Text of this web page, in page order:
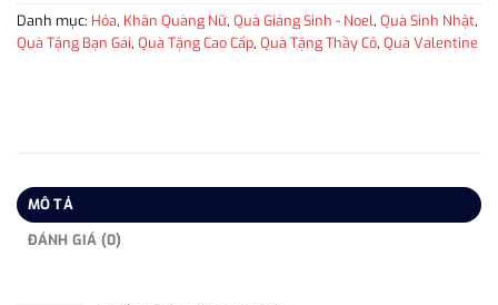
Danh mục: Hỏa, Khăn Quàng Nữ, Quà Giáng Sinh - Noel, Quà Sinh Nhật,
Quà Tặng Bạn Gái, Quà Tặng Cao Cấp, Quà Tặng Thầy Cô, Quà Valentine
MÔ TẢ
ĐÁNH GIÁ (0)